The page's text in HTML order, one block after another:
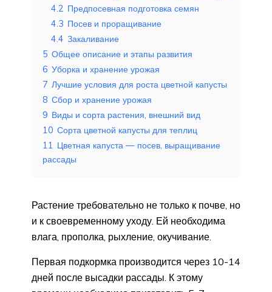
4.2 Предпосевная подготовка семян
4.3 Посев и проращивание
4.4 Закаливание
5 Общее описание и этапы развития
6 Уборка и хранение урожая
7 Лучшие условия для роста цветной капусты
8 Сбор и хранение урожая
9 Виды и сорта растения, внешний вид
10 Сорта цветной капусты для теплиц
11 Цветная капуста — посев, выращивание
рассады
Растение требовательно не только к почве, но
и к своевременному уходу. Ей необходима
влага, прополка, рыхление, окучивание.
Первая подкормка производится через 10-14
дней после высадки рассады. К этому